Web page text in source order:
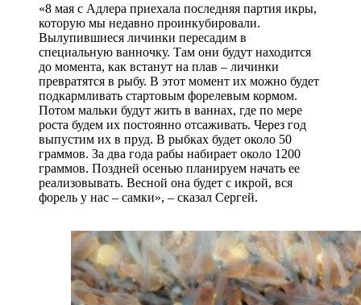
«8 мая с Адлера приехала последняя партия икры,
которую мы недавно проинкубировали.
Вылупившиеся личинки пересадим в
специальную ванночку. Там они будут находится
до момента, как встанут на плав – личинки
превратятся в рыбу. В этот момент их можно будет
подкармливать стартовым форелевым кормом.
Потом мальки будут жить в ваннах, где по мере
роста будем их постоянно отсаживать. Через год
выпустим их в пруд. В рыбках будет около 50
граммов. За два года рабы набирает около 1200
граммов. Поздней осенью планируем начать ее
реализовывать. Весной она будет с икрой, вся
форель у нас – самки», – сказал Сергей.